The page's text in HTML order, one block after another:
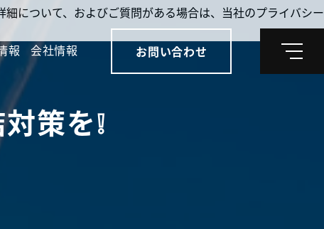
報 会社情報 お問い合わせ
メ
策を❕
について、およびご質問がある場合は、当社のプライバシー